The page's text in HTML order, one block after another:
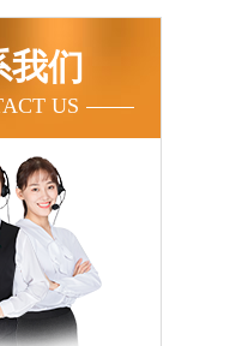
我们
US